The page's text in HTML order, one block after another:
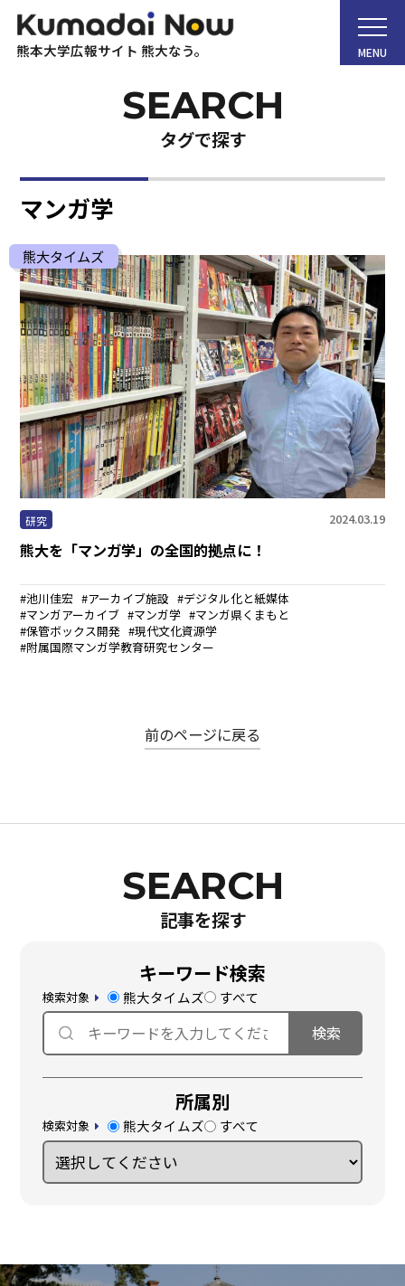
熊本大学広報サイト 熊大なう。
タグで探す
マンガ学
熊大タイムズ
研究 2024.03.19
熊大を「マンガ学」の全国的拠点に！
池川佳宏 アーカイブ施設
デジタル化と紙媒体
マンガアーカイブ
マンガ学
マンガ県くまもと
保管ボックス開発
現代文化資源学
附属国際マンガ学教育研究センター
前のページに戻る
記事を探す
キーワード検索
検索対象 熊大タイムズ すべて
所属別
検索対象 熊大タイムズ すべて
MENU
ホーム
Kumadai Now（熊大なう。）とは
熊大タイムズ
熊大チャンネル
まちなかキャンパス
熊大通信
熊大メールマガジン登録のご案内